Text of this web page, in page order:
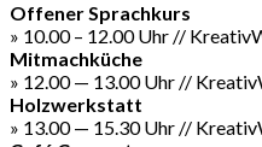
Offener Sprachkurs
» 10.00 – 12.00 Uhr //
Mitmachküche
» 12.00 — 13.00 Uhr //
Holzwerkstatt
» 13.00 — 15.30 Uhr //